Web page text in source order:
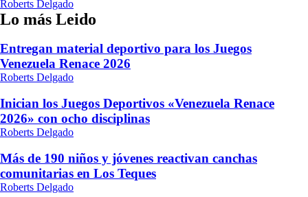
Roberts Delgado
Lo más Leido
Entregan material deportivo para los Juegos
Venezuela Renace 2026
Roberts Delgado
Inician los Juegos Deportivos «Venezuela Renace
2026» con ocho disciplinas
Roberts Delgado
Más de 190 niños y jóvenes reactivan canchas
comunitarias en Los Teques
Roberts Delgado